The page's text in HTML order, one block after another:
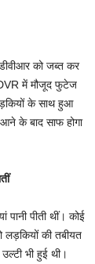
को जब्त कर
DVR में मौजूद फुटेज
के साथ हुआ
के बाद साफ होगा
पीती थीं। कोई
की तबीयत
भी हुई थी।